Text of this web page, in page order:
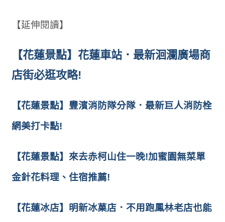
【延伸閱讀】
【花蓮景點】花蓮車站．最新洄瀾廣場商
店街必逛攻略!
【花蓮景點】豐濱消防隊分隊．最新巨人消防栓
網美打卡點!
【花蓮景點】來去赤柯山住一晚!加蜜園無菜單
金針花料理、住宿推薦!
【花蓮冰店】明新冰菓店．不用跑鳳林老店也能